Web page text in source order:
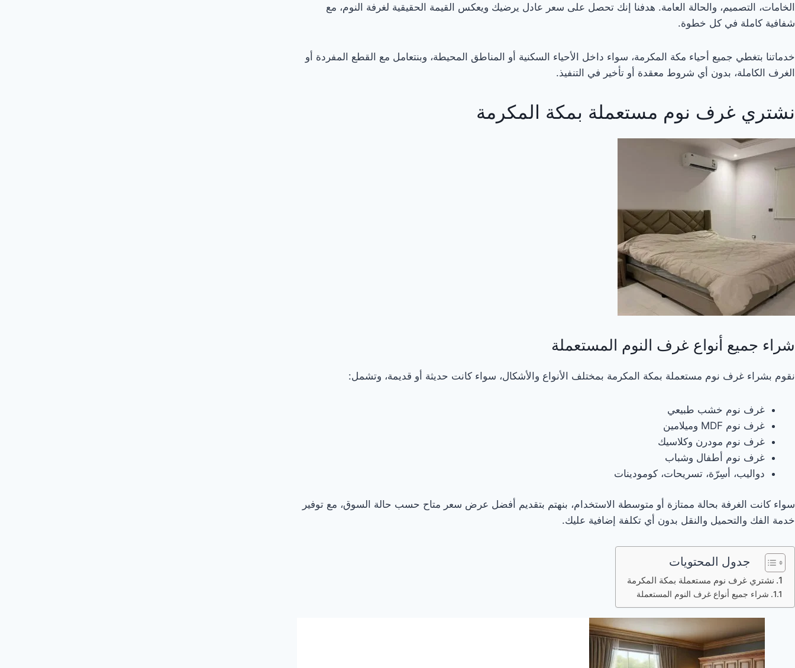
الخامات، التصميم، والحالة العامة. هدفنا إنك تحصل على سعر عادل يرضيك ويعكس القيمة الحقيقية لغرفة النوم، مع
شفافية كاملة في كل خطوة.
خدماتنا بتغطي جميع أحياء مكة المكرمة، سواء داخل الأحياء السكنية أو المناطق المحيطة، وبنتعامل مع القطع المفردة أو
الغرف الكاملة، بدون أي شروط معقدة أو تأخير في التنفيذ.
نشتري غرف نوم مستعملة بمكة المكرمة
شراء جميع أنواع غرف النوم المستعملة
نقوم بشراء غرف نوم مستعملة بمكة المكرمة بمختلف الأنواع والأشكال، سواء كانت حديثة أو قديمة، وتشمل:
غرف نوم خشب طبيعي
غرف نوم MDF وميلامين
غرف نوم مودرن وكلاسيك
غرف نوم أطفال وشباب
دواليب، أسِرّة، تسريحات، كومودينات
سواء كانت الغرفة بحالة ممتازة أو متوسطة الاستخدام، بنهتم بتقديم أفضل عرض سعر متاح حسب حالة السوق، مع توفير
خدمة الفك والتحميل والنقل بدون أي تكلفة إضافية عليك.
جدول المحتويات
نشتري غرف نوم مستعملة بمكة المكرمة
شراء جميع أنواع غرف النوم المستعملة